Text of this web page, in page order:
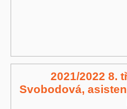
2021/2022 8.
Svobodová,